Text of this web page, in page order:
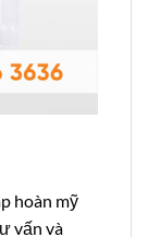
hoàn mỹ
vấn và